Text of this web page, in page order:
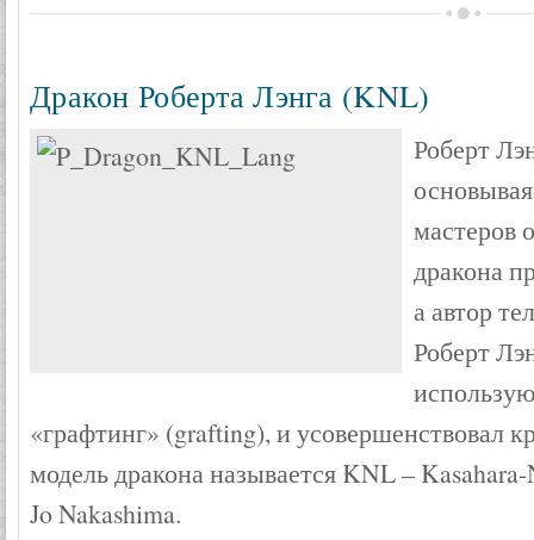
Дракон Роберта Лэнга (KNL)
Роберт
мастеров
дракона
а автор
Роберт
«графтинг» (grafting), и усовершенствовал
модель дракона называется KNL –
Jo Nakashima.